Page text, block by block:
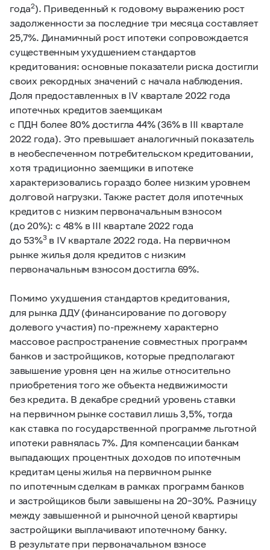
года2). Приведенный к годовому выражению рост
задолженности за последние три месяца составляет
25,7%. Динамичный рост ипотеки сопровождается
существенным ухудшением стандартов
кредитования: основные показатели риска достигли
своих рекордных значений с начала наблюдения.
Доля предоставленных в IV квартале 2022 года
ипотечных кредитов заемщикам
с ПДН более 80% достигла 44% (36% в III квартале
2022 года). Это превышает аналогичный показатель
в необеспеченном потребительском кредитовании,
хотя традиционно заемщики в ипотеке
характеризовались гораздо более низким уровнем
долговой нагрузки. Также растет доля ипотечных
кредитов с низким первоначальным взносом
(до 20%): с 48% в III квартале 2022 года
до 53%3в IV квартале 2022 года. На первичном
рынке жилья доля кредитов с низким
первоначальным взносом достигла 69%.
Помимо ухудшения стандартов кредитования,
для рынка ДДУ (финансирование по договору
долевого участия) по-прежнему характерно
массовое распространение совместных программ
банков и застройщиков, которые предполагают
завышение уровня цен на жилье относительно
приобретения того же объекта недвижимости
без кредита. В декабре средний уровень ставки
на первичном рынке составил лишь 3,5%, тогда
как ставка по государственной программе льготной
ипотеки равнялась 7%. Для компенсации банкам
выпадающих процентных доходов по ипотечным
кредитам цены жилья на первичном рынке
по ипотечным сделкам в рамках программ банков
и застройщиков были завышены на 20–30%. Разницу
между завышенной и рыночной ценой квартиры
застройщики выплачивают ипотечному банку.
В результате при первоначальном взносе